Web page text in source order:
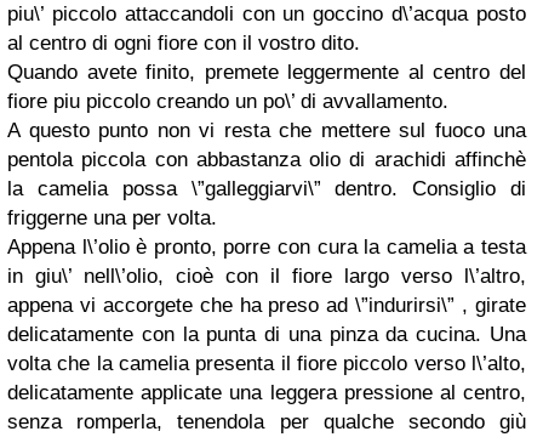
piu\’ piccolo attaccandoli con un goccino d\’acqua posto
al centro di ogni fiore con il vostro dito.
Quando avete finito, premete leggermente al centro del
fiore piu piccolo creando un po\’ di avvallamento.
A questo punto non vi resta che mettere sul fuoco una
pentola piccola con abbastanza olio di arachidi affinchè
la camelia possa \”galleggiarvi\” dentro. Consiglio di
friggerne una per volta.
Appena l\’olio è pronto, porre con cura la camelia a testa
in giu\’ nell\’olio, cioè con il fiore largo verso l\’altro,
appena vi accorgete che ha preso ad \”indurirsi\” , girate
delicatamente con la punta di una pinza da cucina. Una
volta che la camelia presenta il fiore piccolo verso l\’alto,
delicatamente applicate una leggera pressione al centro,
senza romperla, tenendola per qualche secondo giù